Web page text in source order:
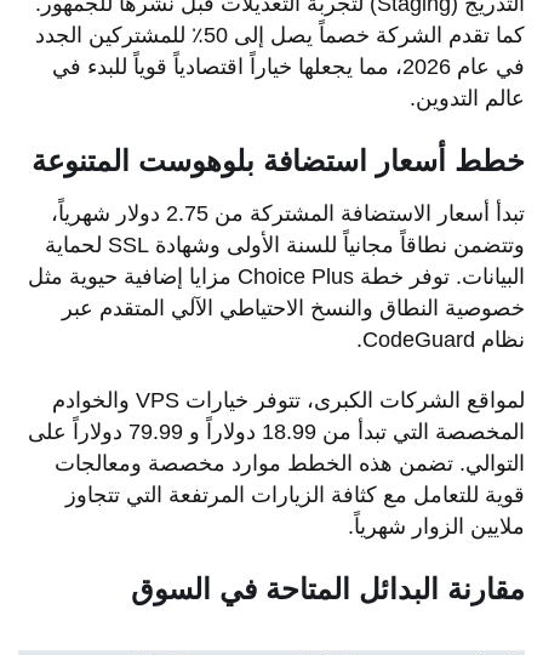
كما تقدم الشركة خصماً يصل إلى 50٪ للمشتركين الجدد
في عام 2026، مما يجعلها خياراً اقتصادياً قوياً للبدء في
عالم التدوين.
خطط أسعار استضافة بلوهوست المتنوعة
تبدأ أسعار الاستضافة المشتركة من 2.75 دولار شهرياً،
وتتضمن نطاقاً مجانياً للسنة الأولى وشهادة SSL لحماية
البيانات. توفر خطة Choice Plus مزايا إضافية حيوية مثل
خصوصية النطاق والنسخ الاحتياطي الآلي المتقدم عبر
نظام CodeGuard.
لمواقع الشركات الكبرى، تتوفر خيارات VPS والخوادم
المخصصة التي تبدأ من 18.99 دولاراً و 79.99 دولاراً على
التوالي. تضمن هذه الخطط موارد مخصصة ومعالجات
قوية للتعامل مع كثافة الزيارات المرتفعة التي تتجاوز
ملايين الزوار شهرياً.
مقارنة البدائل المتاحة في السوق